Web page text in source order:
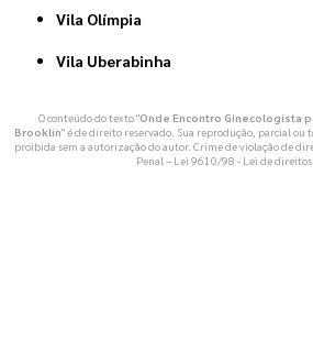
Vila Olímpia
Vila Uberabinha
O conteúdo do texto "Onde Encontro Ginecologista
Brooklin" é de direito reservado. Sua reprodução, parcial ou
proibida sem a autorização do autor. Crime de violação de
Penal – Lei 9610/98 - Lei de